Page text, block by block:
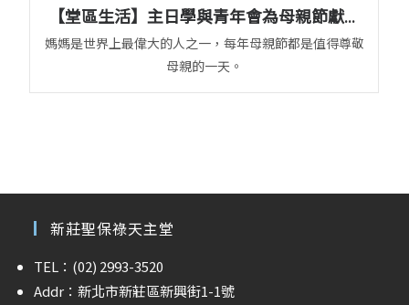
【堂區生活】主日學與青年會為母親節獻唱
~
媽媽是世界上最偉大的人之一，每年母親節都是值得尊敬
母親的一天。
新莊聖保祿天主堂
TEL：(02) 2993-3520
Addr：新北市新莊區新興街1-1號